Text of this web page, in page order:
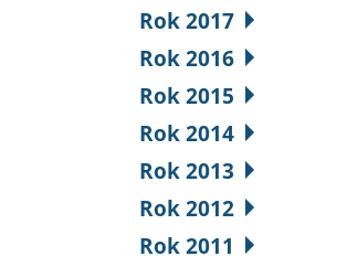
Rok 2017
Rok 2016
Rok 2015
Rok 2014
Rok 2013
Rok 2012
Rok 2011